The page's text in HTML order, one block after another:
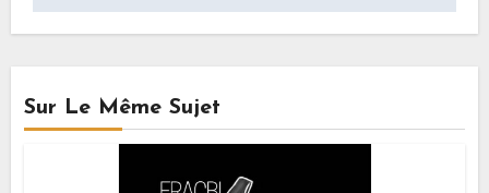
Sur Le Même Sujet